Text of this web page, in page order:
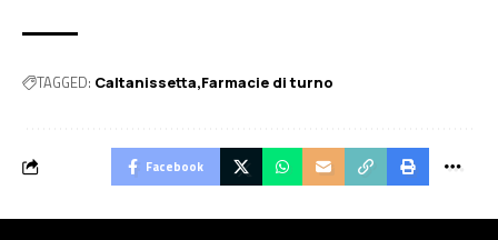
TAGGED: Caltanissetta Farmacie di turno
Facebook